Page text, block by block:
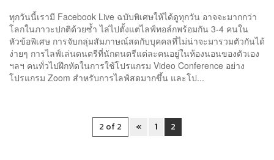
ทุกวันนี้เรามี Facebook Live ฉบับพิเศษให้ได้ดูทุกวัน อาจจะมากกว่า
โลกในภาวะปกติด้วยซ้ำ ไล่ไปตั้งแต่ไลฟ์ทอล์กพร้อมกัน 3-4 คนใน
หัวข้อพิเศษ การจับกลุ่มสัมภาษณ์สดกับบุคคลที่ไม่น่าจะมารวมตัวกันได้
ง่ายๆ การไลฟ์เล่นดนตรีที่นักดนตรีแต่ละคนอยู่ในห้องนอนของตัวเอง
ฯลฯ คนทั่วไปฝึกหัดในการใช้โปรแกรม Video Conference อย่าง
โปรแกรม Zoom สำหรับการไลฟ์สดมากขึ้น และโป...
2 of 2 « 1 2